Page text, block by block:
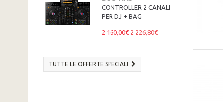
CONTROLLER 2 CANALI
PER DJ + BAG
2 160,00€ 2 226,80€
TUTTE LE OFFERTE SPECIALI